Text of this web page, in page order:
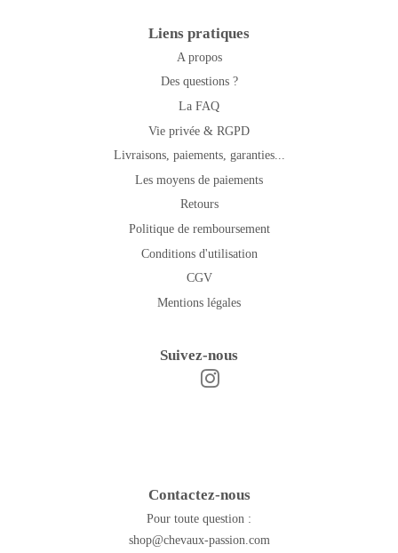
Liens pratiques
A propos
Des questions ?
La FAQ
Vie privée & RGPD
Livraisons, paiements, garanties...
Les moyens de paiements
Retours
Politique de remboursement
Conditions d'utilisation
CGV
Mentions légales
Suivez-nous
Facebook
Contactez-nous
Pour toute question :
shop@chevaux-passion.com